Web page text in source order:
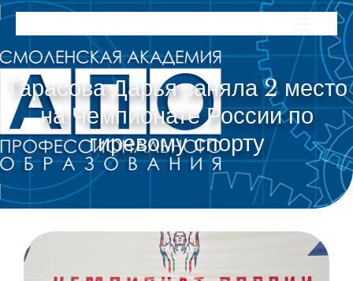
Тарасова Дарья заняла 2 место
на Чемпионате России по
гиревому спорту